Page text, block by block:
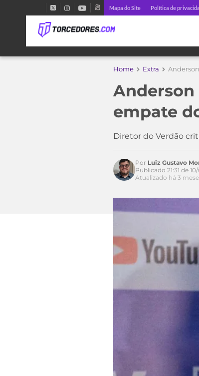
Mapa do Site Política de
Home Extra
empate
Diretor do Verdão
Por Luiz Gustavo
Publicado 21:31 de
Atualizado há 3